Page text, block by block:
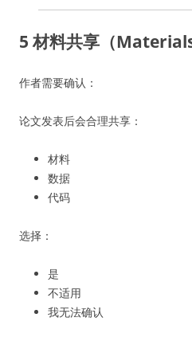
5 材料共享（
作者需要确认：
论文发表后会合理共享：
材料
数据
代码
选择：
是
不适用
我无法确认